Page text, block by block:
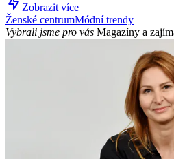
Zobrazit více
Ženské centrumMódní trendy
Vybrali jsme pro vás Magazíny a